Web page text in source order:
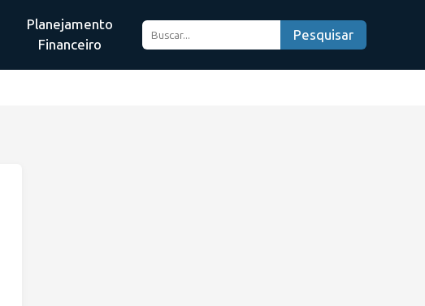
Planejamento
Financeiro
Pesquisar